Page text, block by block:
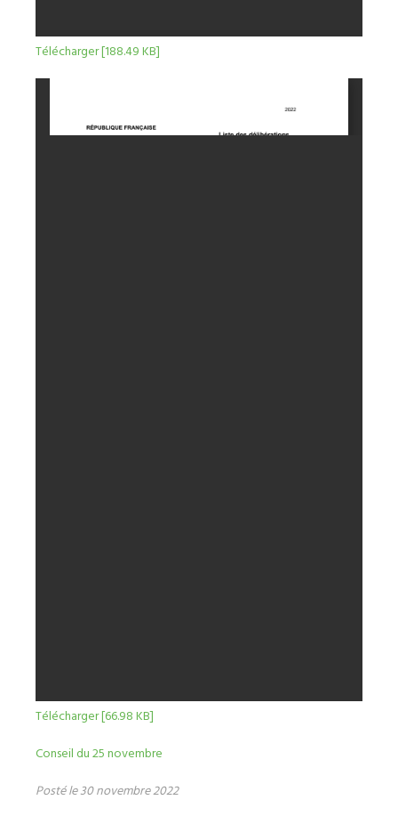
Télécharger [188.49 KB]
Télécharger [66.98 KB]
Conseil du 25 novembre
Posté le 30 novembre 2022